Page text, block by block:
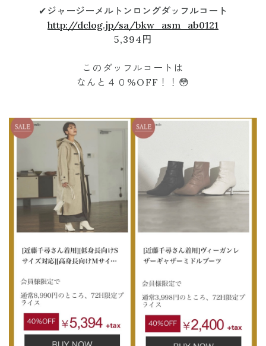
✔︎ ジャージーメルトンロングダッフルコート
http://dclog.jp/sa/bkw_asm_ab0121
5,394円
このダッフルコートは
なんと４０%OFF！！😳